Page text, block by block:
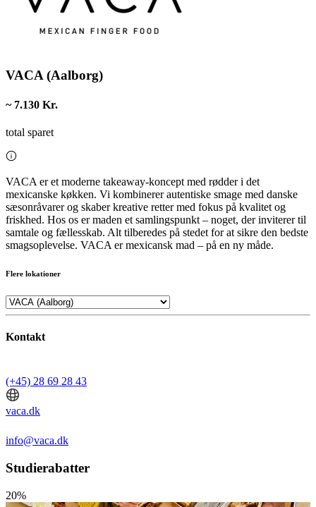
VACA (Aalborg)
~ 7.130 Kr.
total sparet
VACA er et moderne takeaway-koncept med rødder i det
mexicanske køkken. Vi kombinerer autentiske smage med danske
sæsonråvarer og skaber kreative retter med fokus på kvalitet og
friskhed. Hos os er maden et samlingspunkt – noget, der inviterer til
samtale og fællesskab. Alt tilberedes på stedet for at sikre den bedste
smagsoplevelse. VACA er mexicansk mad – på en ny måde.
Flere lokationer
Kontakt
(+45) 28 69 28 43
vaca.dk
info@vaca.dk
Studierabatter
20%